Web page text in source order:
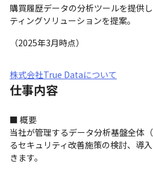
購買履歴データの分析ツールを提供
ティングソリューションを提案。
（2025年3月時点）
株式会社True Dataについて
仕事内容
■ 概要
当社が管理するデータ分析基盤全体
るセキュリティ改善施策の検討、導
きます。